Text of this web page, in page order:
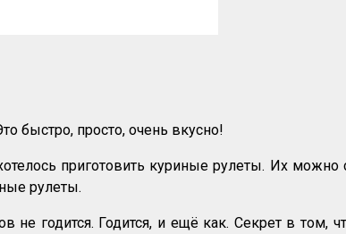
быстро, просто, очень вкусно!
приготовить куриные рулеты. Их
рулеты.
не годится. Годится, и ещё как. Секрет в